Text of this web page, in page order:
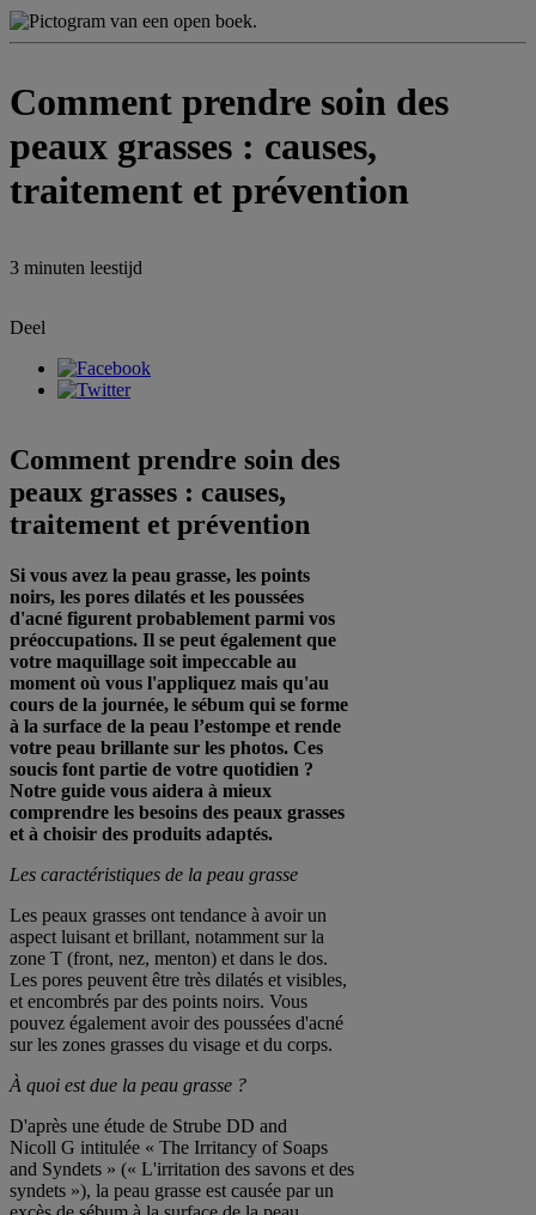
Comment prendre soin des
peaux grasses : causes,
traitement et prévention
3 minuten leestijd
Deel
Comment prendre soin des
peaux grasses : causes,
traitement et prévention
Si vous avez la peau grasse, les points
noirs, les pores dilatés et les poussées
d'acné figurent probablement parmi vos
préoccupations. Il se peut également que
votre maquillage soit impeccable au
moment où vous l'appliquez mais qu'au
cours de la journée, le sébum qui se forme
à la surface de la peau l’estompe et rende
votre peau brillante sur les photos. Ces
soucis font partie de votre quotidien ?
Notre guide vous aidera à mieux
comprendre les besoins des peaux grasses
et à choisir des produits adaptés.
Les caractéristiques de la peau grasse
Les peaux grasses ont tendance à avoir un
aspect luisant et brillant, notamment sur la
zone T (front, nez, menton) et dans le dos.
Les pores peuvent être très dilatés et visibles,
et encombrés par des points noirs. Vous
pouvez également avoir des poussées d'acné
sur les zones grasses du visage et du corps.
À quoi est due la peau grasse ?
D'après une étude de Strube DD and
Nicoll G intitulée « The Irritancy of Soaps
and Syndets » (« L'irritation des savons et des
syndets »), la peau grasse est causée par un